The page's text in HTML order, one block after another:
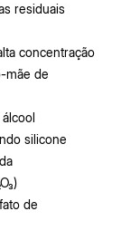
residuais
concentração
mãe de
silicone
de